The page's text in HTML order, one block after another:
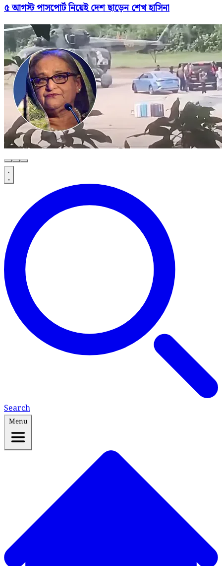
৫ আগস্ট পাসপোর্ট নিয়েই দেশ ছাড়েন শেখ হাসিনা
Search
Menu